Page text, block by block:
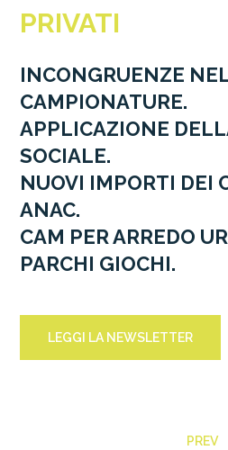
PRIVATI
INCONGRUENZE
CAMPIONATURE.
APPLICAZIONE
SOCIALE.
NUOVI IMPORTI DEI
ANAC.
CAM PER ARREDO
PARCHI GIOCHI.
LEGGI LA NEWSLETTER
PREV